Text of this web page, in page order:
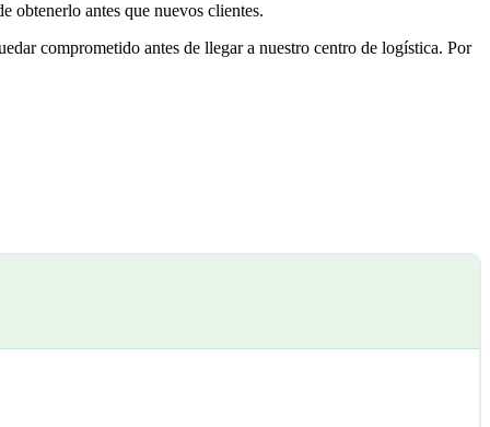
obtenerlo antes que nuevos clientes.
comprometido antes de llegar a nuestro centro de logística. Por